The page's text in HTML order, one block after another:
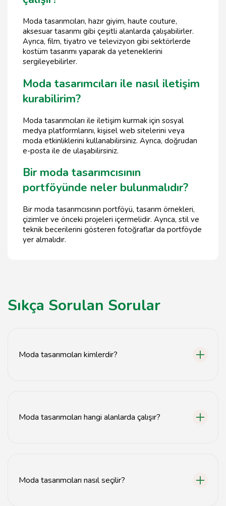
Moda tasarımcıları, hazır giyim, haute couture,
aksesuar tasarımı gibi çeşitli alanlarda çalışabilirler.
Ayrıca, film, tiyatro ve televizyon gibi sektörlerde
kostüm tasarımı yaparak da yeteneklerini
sergileyebilirler.
Moda tasarımcıları ile nasıl iletişim
kurabilirim?
Moda tasarımcıları ile iletişim kurmak için sosyal
medya platformlarını, kişisel web sitelerini veya
moda etkinliklerini kullanabilirsiniz. Ayrıca, doğrudan
e-posta ile de ulaşabilirsiniz.
Bir moda tasarımcısının
portföyünde neler bulunmalıdır?
Bir moda tasarımcısının portföyü, tasarım örnekleri,
çizimler ve önceki projeleri içermelidir. Ayrıca, stil ve
teknik becerilerini gösteren fotoğraflar da portföyde
yer almalıdır.
Sıkça Sorulan Sorular
Moda tasarımcıları kimlerdir?
Moda tasarımcıları hangi alanlarda çalışır?
Moda tasarımcıları nasıl seçilir?